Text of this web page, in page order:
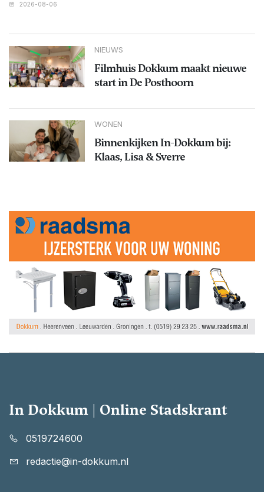
2026-08-06
NIEUWS
Filmhuis Dokkum maakt nieuwe
start in De Posthoorn
WONEN
Binnenkijken In-Dokkum bij:
Klaas, Lisa & Sverre
In Dokkum | Online Stadskrant
0519724600
redactie@in-dokkum.nl